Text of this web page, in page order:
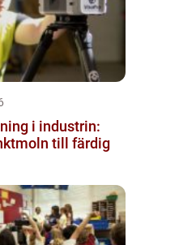
i industrin:
till färdig